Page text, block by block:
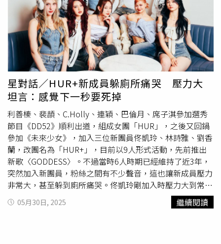
年再發這張作品，對我來說最不一樣的是現在的時代有更多
選擇、更快速，以及妳要用以前的方式去評斷這首歌到底有
沒有所謂的『中』，已經不太知道怎麼去判斷了，所以其實
這對我來說反而是最大的差別。」（圖／林士傑攝）五月專
輯錄音結束後，經歷了身心壓力、情緒起伏的曾沛慈，突然
驚覺自己「我就是很喜歡唱歌跟演戲啊，我沒有辦法再假裝
我自己好像沒有那麼喜歡」，以前覺得如果沒有很喜歡，應
該要獲得些什麼才有動力繼續往前走，現在既然知道是自己
最熱愛的事情了，又很幸運地成為職業，真想不到有什麼行
業對目前的自己來說更有吸引力。「現在會覺得假使唱歌跟
演戲沒有人看、沒有人聽、也賺不到錢，當然這些都是很現
實的東西，可是我希望自己有一天，假設真的沒有繼續了，
不是因為這些現實的因素，而是我知道我想要去下一個階
段，下一個階段是什麼？其實我現在也不知道，如果現在的
我就是那麼喜歡，就要好好面對這件事情。」（圖／林士傑
攝）曾沛慈生日：10月21日2019年憑《我們與惡的距離》
獲得第54屆金鐘獎戲劇節目女配角獎2024年憑《BIG》入圍
第61屆金馬獎最佳女配角獎2014年推出首張個人專輯《我
懂得愛犬的行為與需求，也成功改善了ODDY調皮搗蛋的習
慣。（圖／林士傑攝）飼養ODDY兩年多，韓晨發現自己與
愛犬不論外貌還是個性，都越來越相似。（圖／林士傑 攝）
起初ODDY到韓晨的租屋處時相當認生，不僅經常隨地大小
便，有時韓晨練球到很晚才回家，迎接他的就是滿地便溺、
被咬壞的電線與棉被。為了更貼近毛孩的狀態，他特地去上
課學習動物行為，「牠眼睛睜很大嘆氣是在不爽，眼睛瞇瞇
嘆氣才是開心、滿足。」他也學會正確遛狗的方法，「要拉
直牽繩、平行走在身邊，不可以讓牠在前面跑，這樣牠才會
對環境有安全感。」自從教會ODDY乖乖散步後，韓晨甚至
會帶著牠搭客運往返台中台北工作。就連搬回北部住後，原
本最反對他養狗的爸爸，也徹底淪陷成為最寵ODDY的那
位。不但每週幫牠洗澡，還親自買了專用吹風機，只為了讓
洗澡流程更快速、更舒服。原本反對韓晨養狗的父母，不僅
改變想法，現在更成為ODDY的主要照顧者。（圖／林士傑
攝）韓晨笑說爸爸其實是虎爸，卻被ODDY吃得死死，媽媽
也從反對變成心甘情願照顧ODDY，甚至有次還因ODDY在
路上亂衝，來不及反應被牠拖著走，結果跪在地上腳骨折，
星對話／HUR+新成員躲廁所痛哭 壓力大
坦言：感覺下一秒要死掉
利善榛、裴頡、C.Holly、連穎、巴倫月、席子淇參加選秀
節目《DD52》順利出道，組成女團「HUR」，之後又回鍋
參加《未來少女》，加入三位新團員佟凱玲、林詩雅、劉香
蘭，改團名為「HUR+」，目前以9人形式活動，先前推出
新歌〈GODDESS〉。不過當時6人時期已經維持了近3年，
突然加入新團員，粉絲之間有不少聲音，這也讓新成員壓力
非常大，甚至躲到廁所痛哭。佟凱玲剛加入時壓力大到常躲
在廁所痛哭。（圖／
攝）佟凱玲表示HUR本來就是她
很喜歡的女團，讓她更加不想辜負這個團體，但巨大的壓力
05月30日, 2025 繼續閱讀